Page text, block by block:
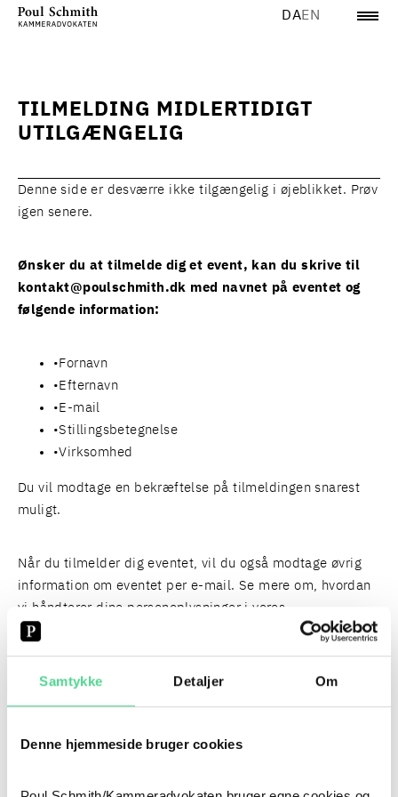
Samtykke Detaljer Om
Denne hjemmeside bruger cookies
DAEN
TILMELDING MIDLERTIDIGT
UTILGÆNGELIG
Denne side er desværre ikke tilgængelig i øjeblikket. Prøv
igen senere.
Ønsker du at tilmelde dig et event, kan du skrive til
kontakt@poulschmith.dk med navnet på eventet og
følgende information:
Fornavn
Efternavn
E-mail
Stillingsbetegnelse
Virksomhed
Du vil modtage en bekræftelse på tilmeldingen snarest
muligt.
Når du tilmelder dig eventet, vil du også modtage øvrig
information om eventet per e-mail. Se mere om, hvordan
vi håndterer dine personoplysninger i vores
databeskyttelsespolitik
PERSONER
FIND HER